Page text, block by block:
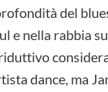
del
e nella rabbia
dance, ma